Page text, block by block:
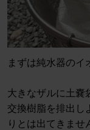
まずは純水器の
大きなザルに土嚢
交換樹脂を排出し
りとは出てきま